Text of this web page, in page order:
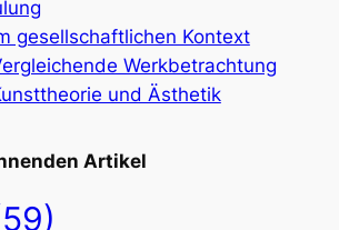
gesellschaftlichen Kontext
Werkbetrachtung
und Ästhetik
Artikel